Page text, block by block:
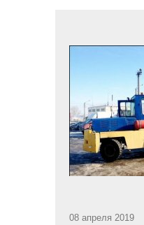
08 апреля 2019